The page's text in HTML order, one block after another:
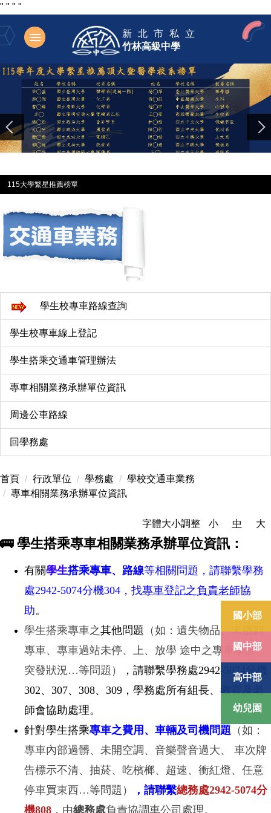
" " " "
跳
到
要
新北市私立
竹林高級中學
國小部
國中部
高中部
幼兒園
115大學繁星推薦榜單
學生校專車路線查詢
學生校專車線上登記
學生搭乘交通車管理辦法
專車相關業務承辦單位資訊
周邊公車路線
回學務處
首頁 行政單位 學務處
學校交通車業務
專車相關業務承辦單位資訊
字體大小調整 小 中 大
🚌 學生搭乘專車相關業務承辦單位資訊：
有關學生搭乘專車、路線等相關問題，請聯繫學務
處2942-5074分機304，找專車登記之負責老師協
助。
學生搭乘專車之其他問題 （如：遺失物品、未搭到
專車、專車過站未停、上、放學 途中之專車事故、
突發狀況…等問題）
，請聯繫學務處2942-5074分機
302、307、308、309，學務處所有組長、教官及老
師會協助處理。
針對學生搭乘專車之費用、車輛及司機問題 （如：
專車內部過髒、未開空調、音樂聲音過大、 車次牌
告標示不清、抽菸、吃檳榔、超速、衝紅燈、任意
停車買東西…等問題）
，請聯繫總務處2942-5074分
機808 ，由總務處負責協調車公司處理。